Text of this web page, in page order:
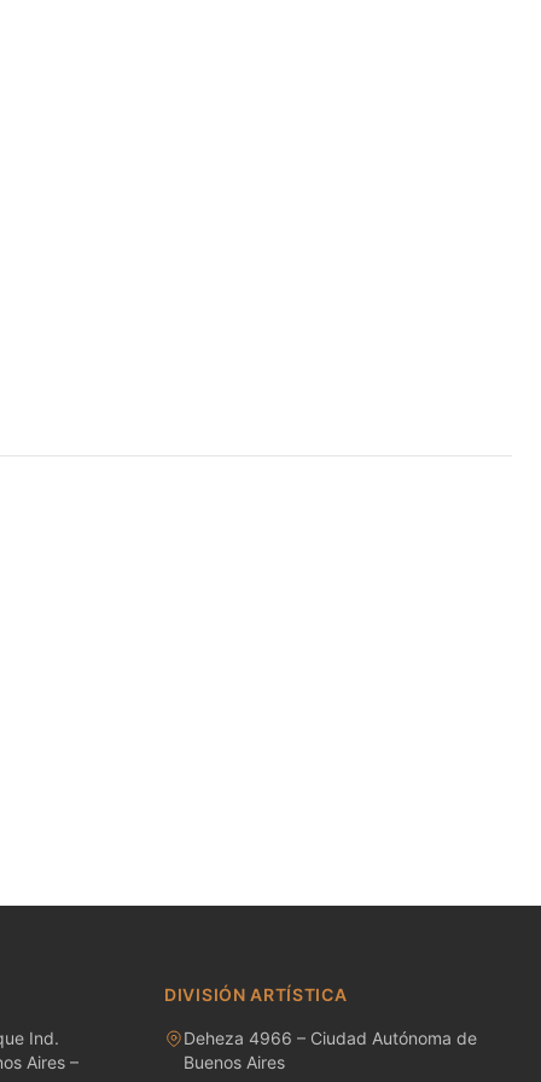
Ind.
Aires –
DIVISIÓN ARTÍSTICA
Deheza 4966 – Ciudad Autónoma de
Buenos Aires